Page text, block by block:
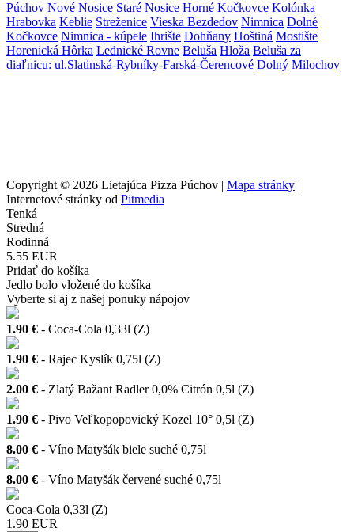
Púchov Nové Nosice Staré Nosice Horné Kočkovce Kolónka
Hrabovka Keblie Streženice Vieska Bezdedov Nimnica Dolné
Kočkovce Nimnica - kúpele Ihrište Dohňany Hoštiná Mostište
Horenická Hôrka Lednické Rovne Beluša Hloža Beluša za
diaľnicu: ul.Slatinská-Rybníky-Farská-Čerencové Dolný Milochov
Copyright © 2026 Lietajúca Pizza Púchov | Mapa stránky |
Internetové stránky od Pitmedia
Tenká
Stredná
Rodinná
5.55 EUR
Pridať do košíka
Jedlo bolo vložené do košíka
Vyberte si aj z našej ponuky nápojov
1.90 € - Coca-Cola 0,33l (Z)
1.90 € - Rajec Kyslík 0,75l (Z)
2.00 € - Zlatý Bažant Radler 0,0% Citrón 0,5l (Z)
1.90 € - Pivo Veľkopopovický Kozel 10° 0,5l (Z)
8.00 € - Víno Matyšák biele suché 0,75l
8.00 € - Víno Matyšák červené suché 0,75l
Coca-Cola 0,33l (Z)
1.90 EUR